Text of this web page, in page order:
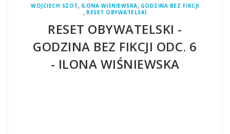
WOJCIECH SZOT , ILONA WIŚNIEWSKA, GODZINA BEZ FIKCJI
, RESET OBYWATELSKI
RESET OBYWATELSKI -
GODZINA BEZ FIKCJI ODC. 6
- ILONA WIŚNIEWSKA